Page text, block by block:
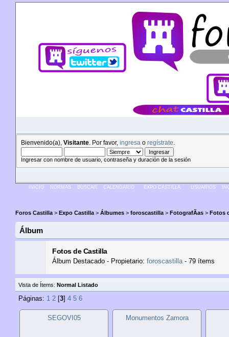
Bienvenido(a), Visitante . Por favor, ingresa o regístrate
Ingresar con nombre de usuario, contraseña y duración de la sesión
INICIO NORMAS BUSCAR CALENDARIO EXPO CASTILLA USUARIOS
Foros Castilla > Expo Castilla > Álbumes > foroscastilla > FotografÃ­as > Fotos
Álbum
Fotos de Castilla
Álbum Destacado - Propietario: foroscastilla - 79 ítems
Vista de Ítems: Normal Listado
Páginas: 1 2 [3] 4 5 6
SEGOVI05 Monumentos Zamora